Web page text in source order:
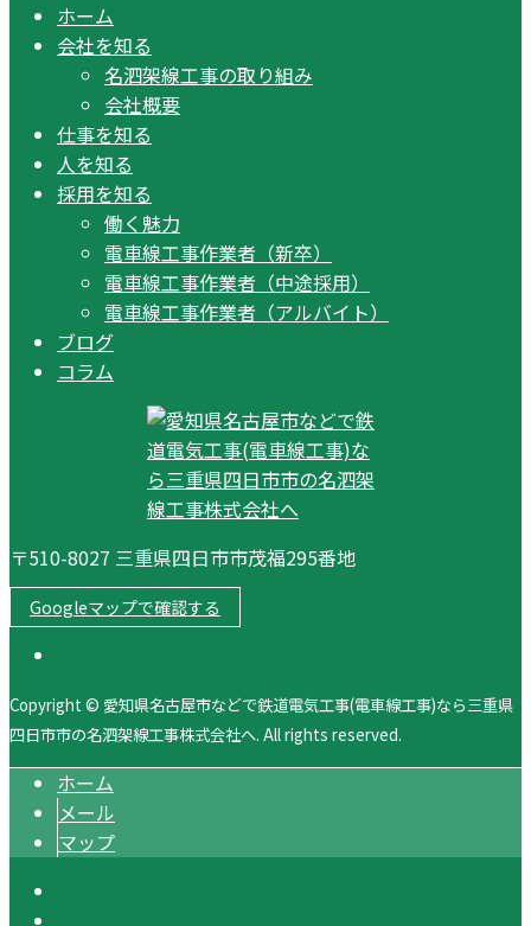
ホーム
会社を知る
名泗架線工事の取り組み
会社概要
仕事を知る
人を知る
採用を知る
働く魅力
電車線工事作業者（新卒）
電車線工事作業者（中途採用）
電車線工事作業者（アルバイト）
ブログ
コラム
〒510-8027 三重県四日市市茂福295番地
Googleマップで確認する
Copyright © 愛知県名古屋市などで鉄道電気工事(電車線工事)なら三重県
四日市市の名泗架線工事株式会社へ. All rights reserved.
ホーム
メール
マップ